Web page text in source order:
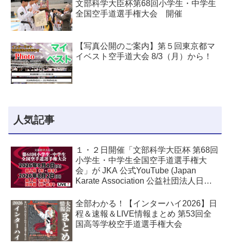
文部科学大臣杯第68回小学生・中学生
全国空手道選手権大会 開催
【写真公開のご案内】第５回東京都マ
イベスト空手道大会 8/3（月）から！
人気記事
１・２日開催「文部科学大臣杯 第68回
小学生・中学生全国空手道選手権大
会」が JKA 公式YouTube (Japan
Karate Association 公益社団法人日本
全部わかる！【インターハイ2026】日
程＆速報＆LIVE情報まとめ 第53回全
国高等学校空手道選手権大会